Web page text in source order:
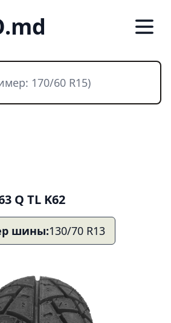
Q TL K62
шины:130/70 R13